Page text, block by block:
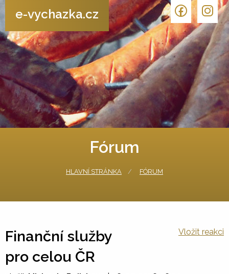
e-vychazka.cz
Fórum
HLAVNÍ STRÁNKA FÓRUM
Finanční služby
pro celou ČR
Vložit reakci